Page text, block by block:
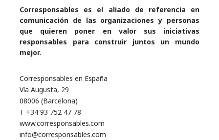
Corresponsables es el aliado de referencia en
comunicación de las organizaciones y personas
que quieren poner en valor sus iniciativas
responsables para construir juntos un mundo
mejor.
Corresponsables en España
Vía Augusta, 29
08006 (Barcelona)
T +34 93 752 47 78
www.corresponsables.com
info@corresponsables.com